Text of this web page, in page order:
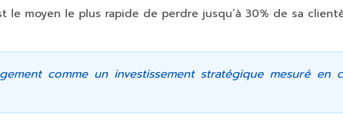
moyen le plus rapide de perdre jusqu’à 30% de sa
comme un investissement stratégique mesuré en